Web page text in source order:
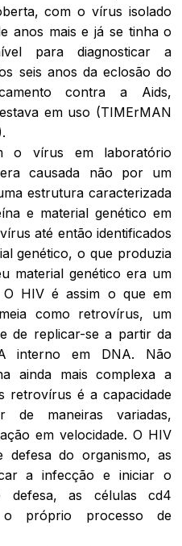
com o vírus isolado
anos mais e já se tinha o
para diagnosticar a
seis anos da eclosão do
contra a Aids,
em uso (TIMErMAN
o vírus em laboratório
causada não por um
estrutura caracterizada
e material genético em
até então identificados
genético, o que produzia
material genético era um
O HIV é assim o que em
como retrovírus, um
de replicar-se a partir da
interno em DNA. Não
ainda mais complexa a
retrovírus é a capacidade
maneiras variadas,
em velocidade. O HIV
defesa do organismo, as
a infecção e iniciar o
defesa, as células cd4
próprio processo de